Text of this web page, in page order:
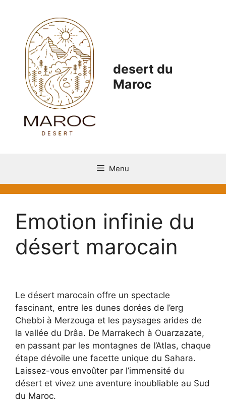
desert du
Maroc
Menu
Emotion infinie du
désert marocain
Le désert marocain offre un spectacle
fascinant, entre les dunes dorées de l’erg
Chebbi à Merzouga et les paysages arides de
la vallée du Drâa. De Marrakech à Ouarzazate,
en passant par les montagnes de l’Atlas, chaque
étape dévoile une facette unique du Sahara.
Laissez-vous envoûter par l’immensité du
désert et vivez une aventure inoubliable au Sud
du Maroc.